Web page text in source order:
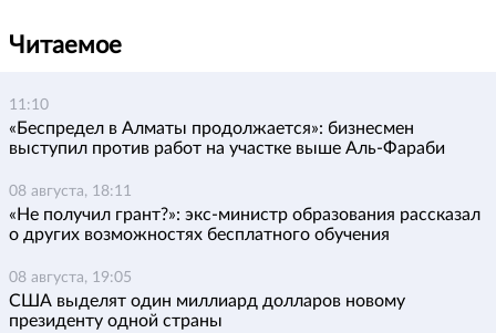
Читаемое
11:10
«Беспредел в Алматы продолжается»: бизнесмен
выступил против работ на участке выше Аль-Фараби
08 августа, 18:11
«Не получил грант?»: экс-министр образования рассказал
о других возможностях бесплатного обучения
08 августа, 19:05
США выделят один миллиард долларов новому
президенту одной страны